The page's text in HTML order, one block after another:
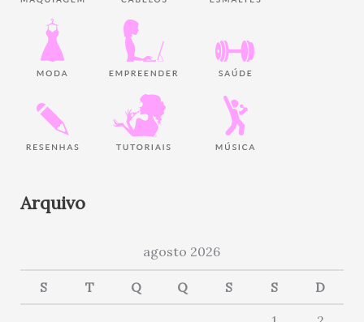
Arquivo
agosto 2026
S T Q Q S S D